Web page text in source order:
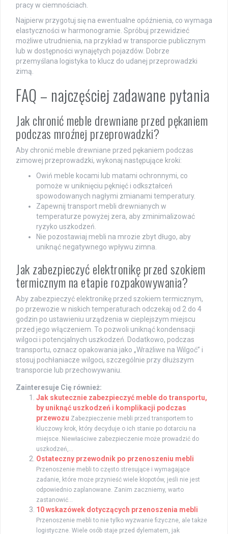
pracy w ciemnościach.
Najpierw przygotuj się na ewentualne opóźnienia, co wymaga
elastyczności w harmonogramie. Spróbuj przewidzieć
możliwe utrudnienia, na przykład w transporcie publicznym
lub w dostępności wynajętych pojazdów. Dobrze
przemyślana logistyka to klucz do udanej przeprowadzki
zimą.
FAQ – najczęściej zadawane pytania
Jak chronić meble drewniane przed pękaniem
podczas mroźnej przeprowadzki?
Aby chronić meble drewniane przed pękaniem podczas
zimowej przeprowadzki, wykonaj następujące kroki:
Owiń meble kocami lub matami ochronnymi, co
pomoże w uniknięciu pęknięć i odkształceń
spowodowanych nagłymi zmianami temperatury.
Zapewnij transport mebli drewnianych w
temperaturze powyżej zera, aby zminimalizować
ryzyko uszkodzeń.
Nie pozostawiaj mebli na mrozie zbyt długo, aby
uniknąć negatywnego wpływu zimna.
Jak zabezpieczyć elektronikę przed szokiem
termicznym na etapie rozpakowywania?
Aby zabezpieczyć elektronikę przed szokiem termicznym,
po przewozie w niskich temperaturach odczekaj od 2 do 4
godzin po ustawieniu urządzenia w cieplejszym miejscu
przed jego włączeniem. To pozwoli uniknąć kondensacji
wilgoci i potencjalnych uszkodzeń. Dodatkowo, podczas
transportu, oznacz opakowania jako „Wrażliwe na Wilgoć” i
stosuj pochłaniacze wilgoci, szczególnie przy dłuższym
transporcie lub przechowywaniu.
Zainteresuje Cię również:
Jak skutecznie zabezpieczyć meble do transportu,
by uniknąć uszkodzeń i komplikacji podczas
przewozu Zabezpieczenie mebli przed transportem to
kluczowy krok, który decyduje o ich stanie po dotarciu na
miejsce. Niewłaściwe zabezpieczenie może prowadzić do
uszkodzeń,...
Ostateczny przewodnik po przenoszeniu mebli
Przenoszenie mebli to często stresujące i wymagające
zadanie, które może przynieść wiele kłopotów, jeśli nie jest
odpowiednio zaplanowane. Zanim zaczniemy, warto
zastanowić...
10 wskazówek dotyczących przenoszenia mebli
Przenoszenie mebli to nie tylko wyzwanie fizyczne, ale także
logistyczne. Wiele osób staje przed dylematem, jak